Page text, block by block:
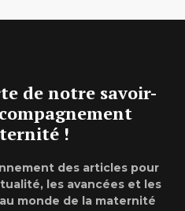
de notre savoir-
!
des articles pour
les avancées et les
monde de la maternité